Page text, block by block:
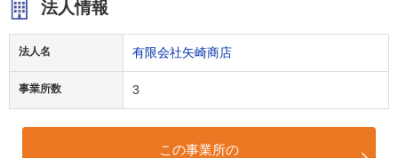
法人情報
法人名 有限会社矢崎商店
事業所数 3
この事業所の